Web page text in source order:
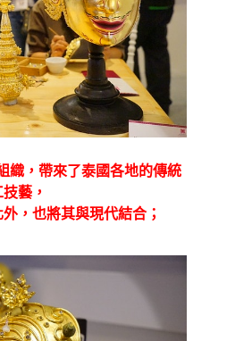
織，帶來了泰國各地的傳統
藝，
，也將其與現代結合；